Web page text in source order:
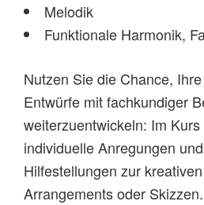
Melodik
Funktionale Harmonik,
Nutzen Sie die Chance,
Entwürfe mit fachkundiger
weiterzuentwickeln: Im
individuelle Anregungen
Hilfestellungen zur
Arrangements oder Skizzen.